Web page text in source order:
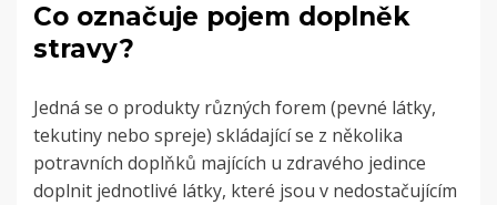
Co označuje pojem doplněk
stravy?
Jedná se o produkty různých forem (pevné látky,
tekutiny nebo spreje) skládající se z několika
potravních doplňků majících u zdravého jedince
doplnit jednotlivé látky, které jsou v nedostačujícím